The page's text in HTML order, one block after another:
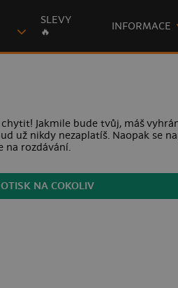
SLEVY
🔥
INFORMACE
Jakmile bude tvůj, máš
už nikdy nezaplatíš. Naopak se
na rozdávání.
NA COKOLIV